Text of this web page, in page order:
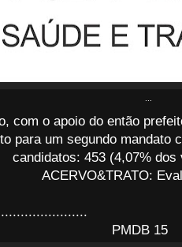
com o apoio do então
para um segundo mandato
candidatos: 453 (4,07%
ACERVO&TRATO:
PMDB 15